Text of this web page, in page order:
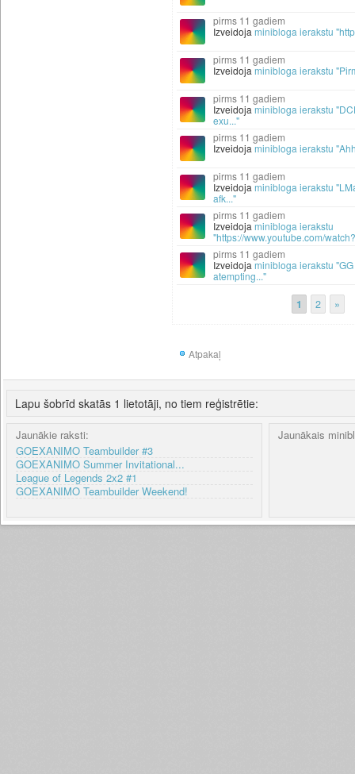
11 gadiem
Izveidojaminibloga ierakstu
11 gadiem
Izveidojaminibloga ierakstu
11 gadiem
Izveidojaminibloga ierakstu
exu..."
11 gadiem
Izveidojaminibloga ierakstu
11 gadiem
Izveidojaminibloga ierakstu
afk..."
11 gadiem
Izveidojaminibloga ierakstu
"https://www.youtube.com/
11 gadiem
Izveidojaminibloga ierakstu
atempting..."
1 2 »
Atpakaļ
Lapu šobrīd skatās 1 lietotāji, no tiem reģistrētie:
Jaunākie raksti:
GOEXANIMO Teambuilder #3
GOEXANIMO Summer Invitational...
League of Legends 2x2 #1
GOEXANIMO Teambuilder Weekend!
Jaunākais